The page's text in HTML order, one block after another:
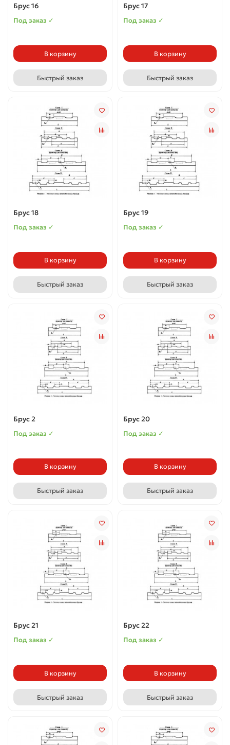
Брус 16
Под заказ ✓
В корзину
Быстрый заказ
Брус 17
Под заказ ✓
В корзину
Быстрый заказ
Брус 18
Под заказ ✓
В корзину
Быстрый заказ
Брус 19
Под заказ ✓
В корзину
Быстрый заказ
Брус 2
Под заказ ✓
В корзину
Быстрый заказ
Брус 20
Под заказ ✓
В корзину
Быстрый заказ
Брус 21
Под заказ ✓
В корзину
Быстрый заказ
Брус 22
Под заказ ✓
В корзину
Быстрый заказ